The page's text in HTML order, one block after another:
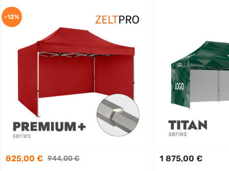
825,00 € 944,00 €
-12%
1 875,00 €